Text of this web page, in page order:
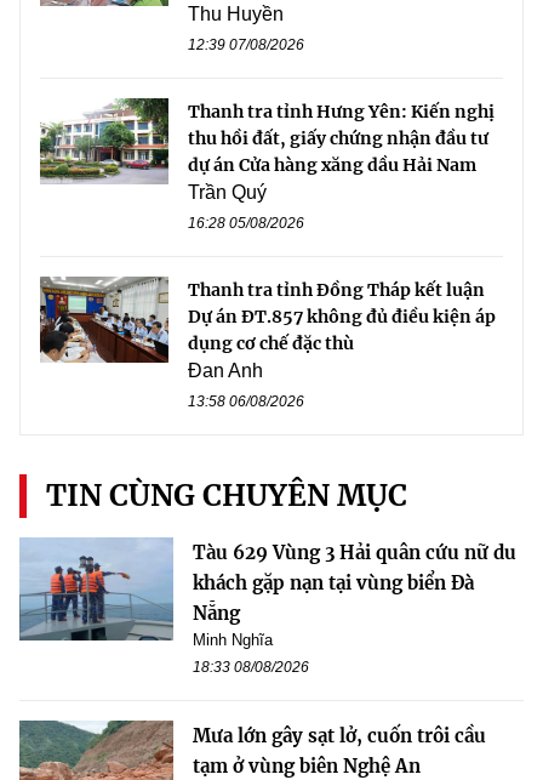
Thu Huyền
12:39 07/08/2026
Thanh tra tỉnh Hưng Yên: Kiến nghị
thu hồi đất, giấy chứng nhận đầu tư
dự án Cửa hàng xăng dầu Hải Nam
Trần Quý
16:28 05/08/2026
Thanh tra tỉnh Đồng Tháp kết luận
Dự án ĐT.857 không đủ điều kiện áp
dụng cơ chế đặc thù
Đan Anh
13:58 06/08/2026
TIN CÙNG CHUYÊN MỤC
Tàu 629 Vùng 3 Hải quân cứu nữ du
khách gặp nạn tại vùng biển Đà
Nẵng
Minh Nghĩa
18:33 08/08/2026
Mưa lớn gây sạt lở, cuốn trôi cầu
tạm ở vùng biên Nghệ An